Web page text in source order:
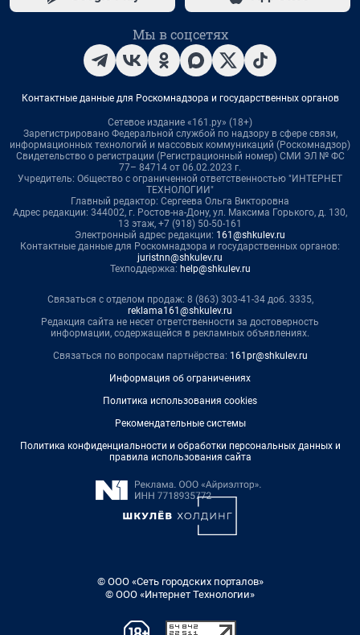
Мы в соцсетях
Контактные данные для Роскомнадзора и государственных органов
Сетевое издание «161.ру» (18+)
Зарегистрировано Федеральной службой по надзору в сфере связи,
информационных технологий и массовых коммуникаций (Роскомнадзор)
Свидетельство о регистрации (Регистрационный номер) СМИ ЭЛ № ФС
77– 84714 от 06.02.2023 г.
Учредитель: Общество с ограниченной ответственностью "ИНТЕРНЕТ
ТЕХНОЛОГИИ"
Главный редактор: Сергеева Ольга Викторовна
Адрес редакции: 344002, г. Ростов-на-Дону, ул. Максима Горького, д. 130,
13 этаж, +7 (918) 50-50-161
Электронный адрес редакции: 161@shkulev.ru
Контактные данные для Роскомнадзора и государственных органов:
juristnn@shkulev.ru
Техподдержка: help@shkulev.ru
Связаться с отделом продаж: 8 (863) 303-41-34 доб. 3335,
reklama161@shkulev.ru
Редакция сайта не несет ответственности за достоверность
информации, содержащейся в рекламных объявлениях.
Связаться по вопросам партнёрства: 161pr@shkulev.ru
Информация об ограничениях
Политика использования cookies
Рекомендательные системы
Политика конфиденциальности и обработки персональных данных и
правила использования сайта
© ООО «Сеть городских порталов»
© ООО «Интернет Технологии»